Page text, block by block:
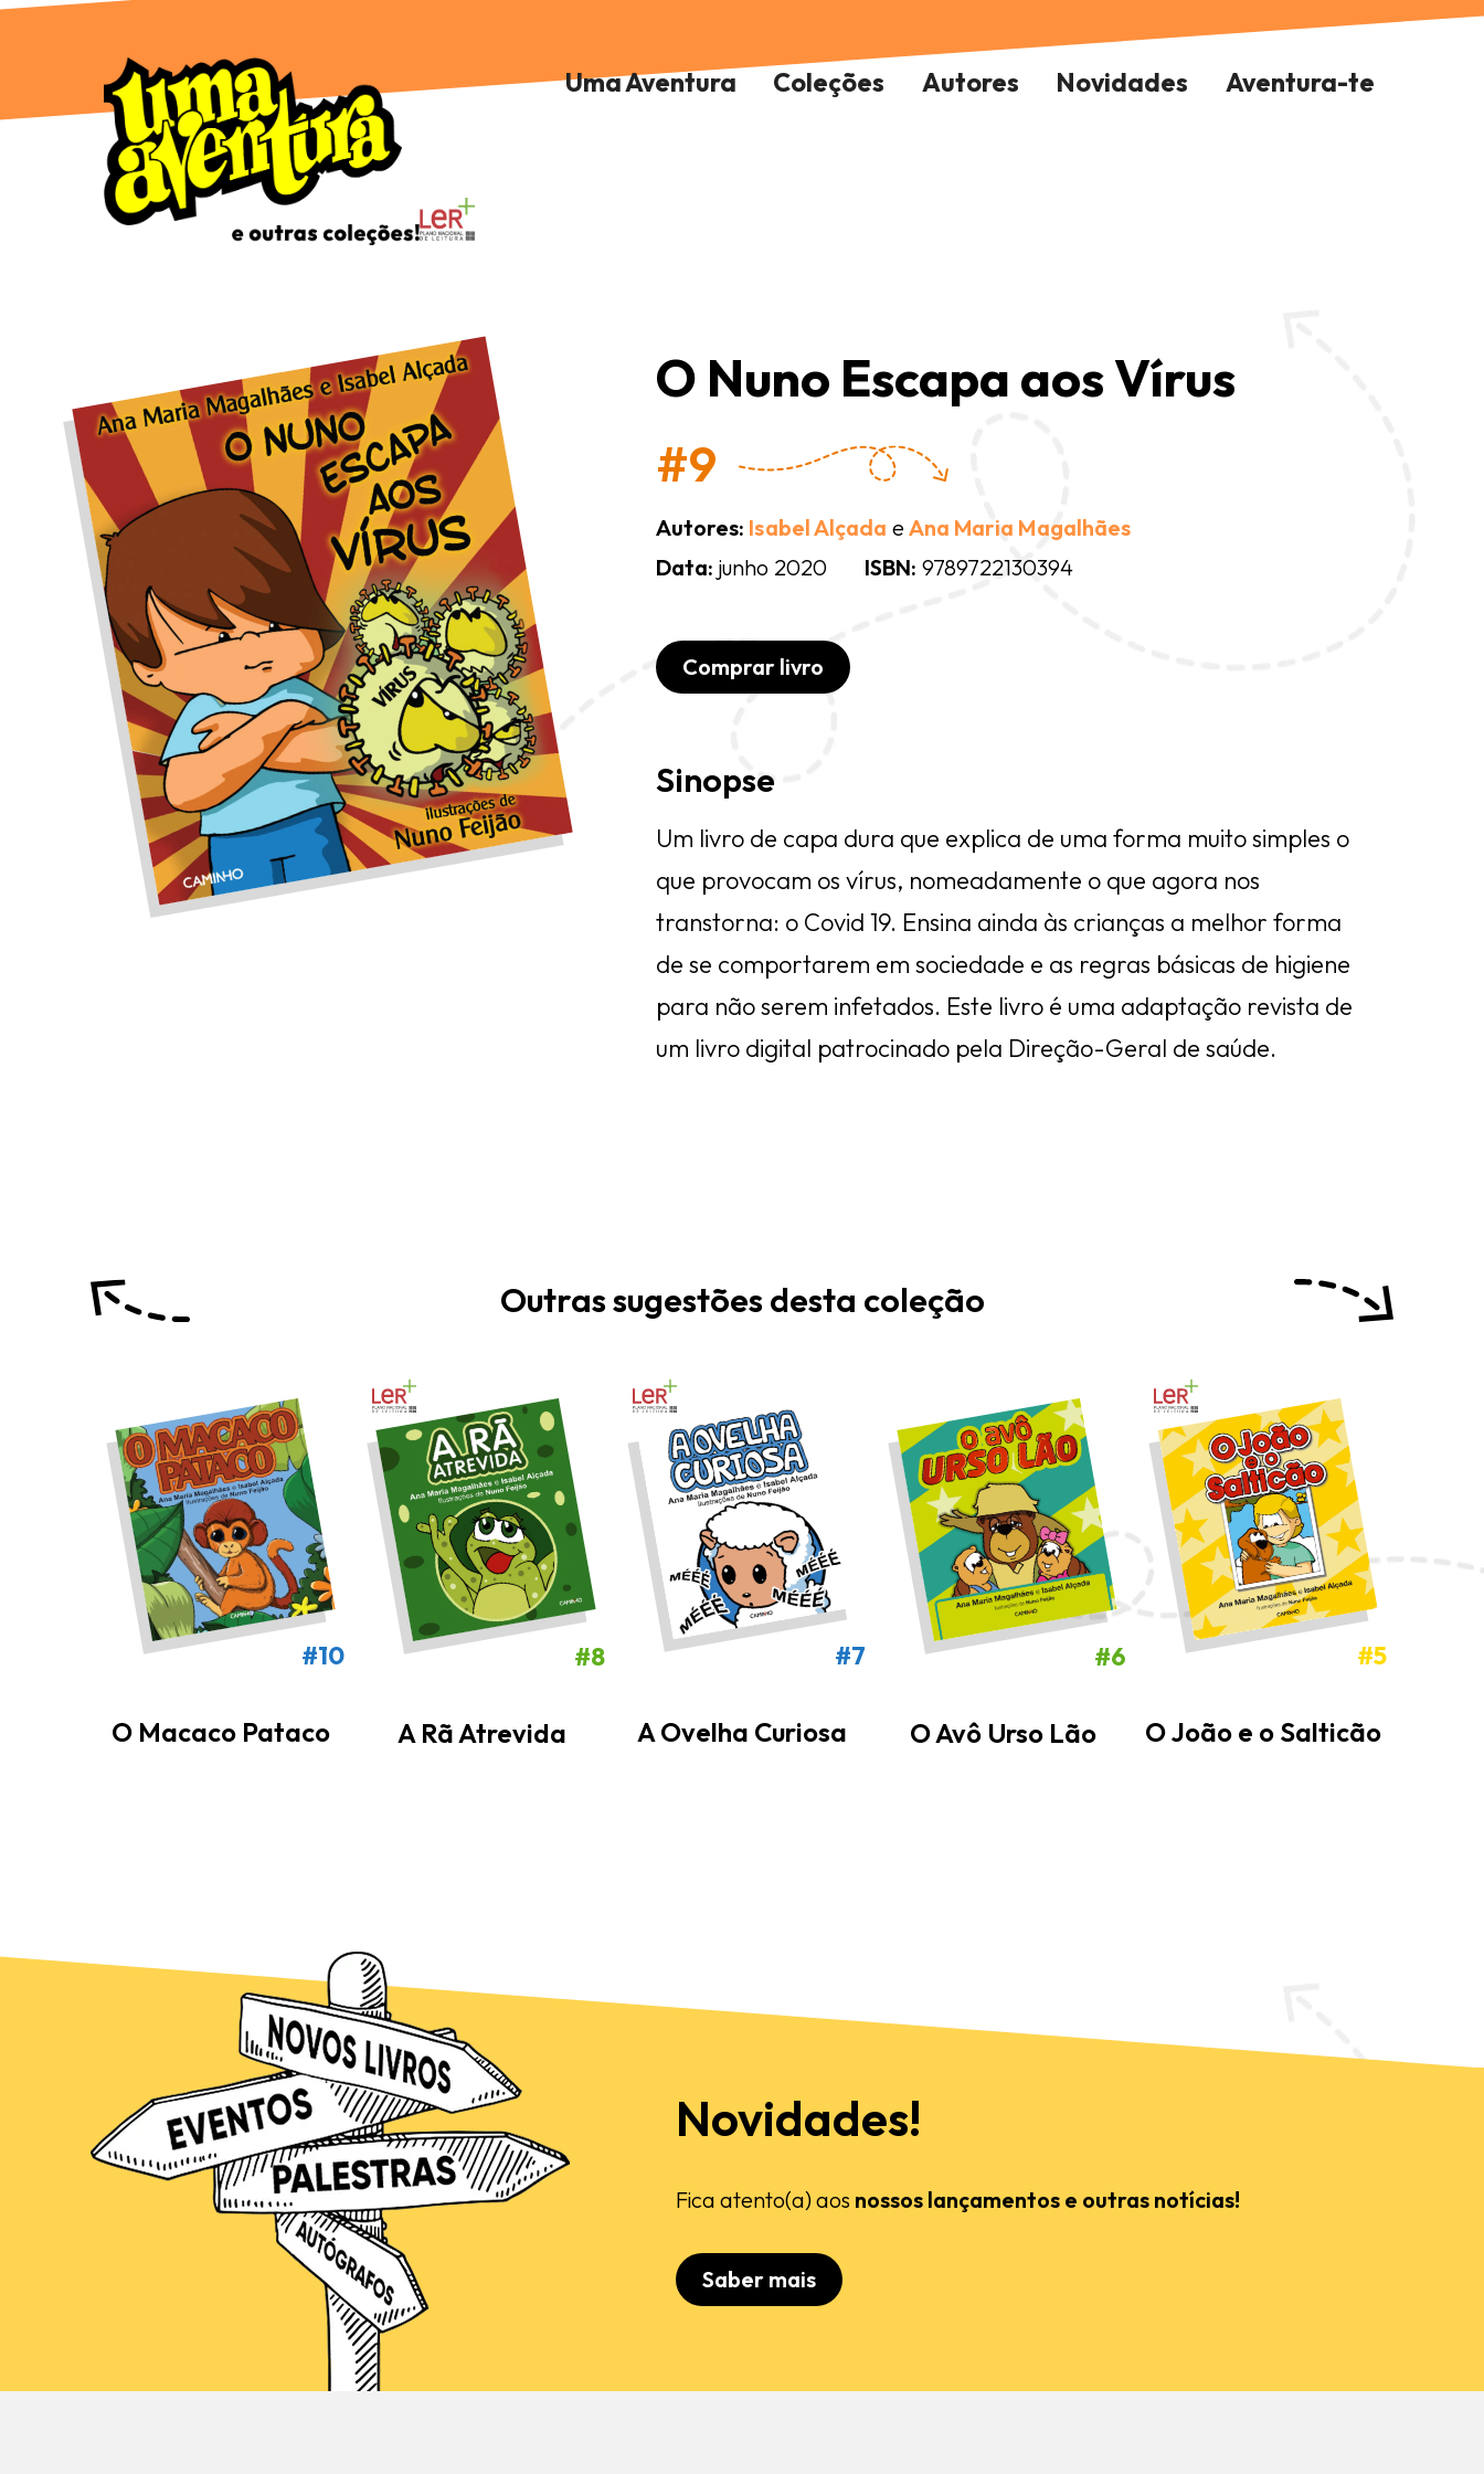
Uma Aventura Coleções Autores Novidades Aventura-te
O Nuno Escapa aos Vírus
#9
Autores: Isabel Alçada eAna Maria Magalhães
Data: junho 2020 ISBN: 9789722130394
Comprar livro
Sinopse
Um livro de capa dura que explica de uma forma muito simples o
que provocam os vírus, nomeadamente o que agora nos
transtorna: o Covid 19. Ensina ainda às crianças a melhor forma
de se comportarem em sociedade e as regras básicas de higiene
para não serem infetados. Este livro é uma adaptação revista de
um livro digital patrocinado pela Direção-Geral de saúde.
Outras sugestões desta coleção
#10
O Macaco Pataco
#8
A Rã Atrevida
#7
A Ovelha Curiosa
#6
O Avô Urso Lão
#5
O João e o Salticão
Novidades!
Fica atento(a) aos nossos lançamentos e outras notícias!
Saber mais